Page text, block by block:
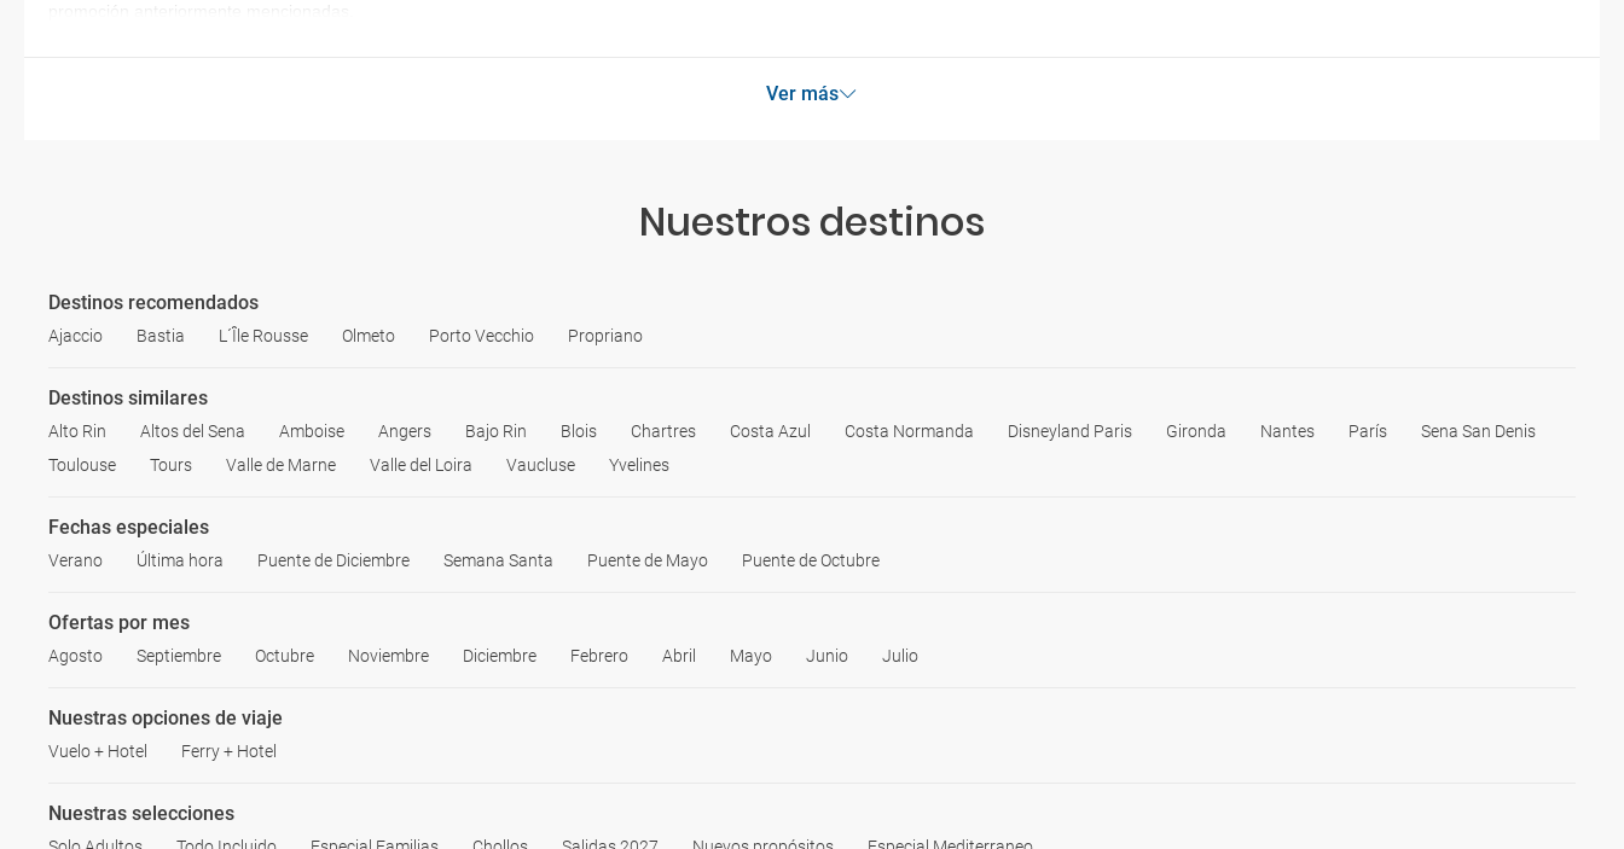
promoción anteriormente mencionadas.
Ver más
Nuestros destinos
Destinos recomendados
Ajaccio Bastia L´Île Rousse Olmeto Porto Vecchio Propriano
Destinos similares
Alto Rin Altos del Sena Amboise Angers Bajo Rin Blois Chartres Costa Azul Costa Normanda Disneyland Paris Gironda Nantes París
Sena San Denis
Toulouse
Tours Valle de Marne Valle del Loira Vaucluse Yvelines
Fechas especiales
Verano Última hora Puente de Diciembre Semana Santa Puente de Mayo Puente de Octubre
Ofertas por mes
Agosto Septiembre Octubre Noviembre Diciembre Febrero Abril Mayo Junio Julio
Nuestras opciones de viaje
Vuelo + Hotel Ferry + Hotel
Nuestras selecciones